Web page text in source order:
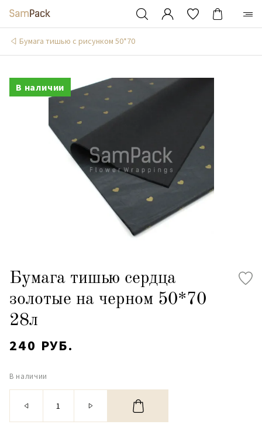
Бумага тишью с рисунком 50*70
В наличии
Бумага тишью сердца
золотые на черном 50*70
28л
240 РУБ.
В наличии